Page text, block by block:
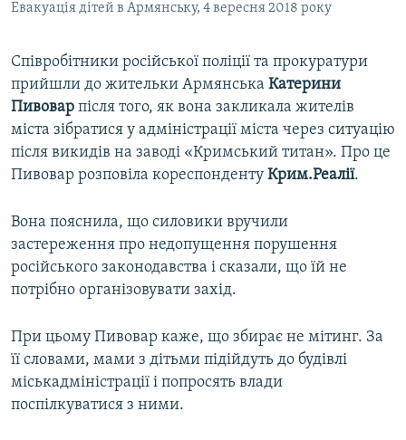
ІНФОГРАФІКА
ДОЛУЧАЙСЯ!
Усі сайти RFE/RL
Евакуація дітей в Армянську, 4 вересня 2018 року
Співробітники російської поліції та прокуратури
прийшли до жительки Армянська Катерини
Пивовар після того, як вона закликала жителів
міста зібратися у адміністрації міста через ситуацію
після викидів на заводі «Кримський титан». Про це
Пивовар розповіла кореспонденту Крим.Реалії.
Вона пояснила, що силовики вручили
застереження про недопущення порушення
російського законодавства і сказали, що їй не
потрібно організовувати захід.
При цьому Пивовар каже, що збирає не мітинг. За
її словами, мами з дітьми підійдуть до будівлі
міськадміністрації і попросять влади
поспілкуватися з ними.